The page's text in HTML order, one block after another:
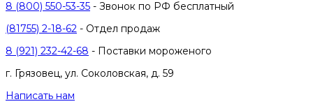
8 (800) 550-53-35 - Звонок по РФ бесплатный
(81755) 2-18-62 - Отдел продаж
8 (921) 232-42-68 - Поставки мороженого
г. Грязовец, ул. Соколовская, д. 59
Написать нам